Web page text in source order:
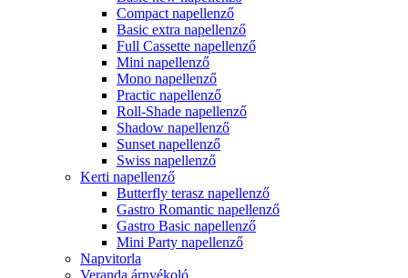
Compact napellenző
Basic extra napellenző
Full Cassette napellenző
Mini napellenző
Mono napellenző
Practic napellenző
Roll-Shade napellenző
Shadow napellenző
Sunset napellenző
Swiss napellenző
Kerti napellenző
Butterfly terasz napellenző
Gastro Romantic napellenző
Gastro Basic napellenző
Mini Party napellenző
Napvitorla
Veranda árnyékoló